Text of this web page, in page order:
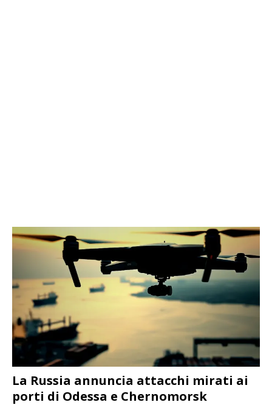
La Russia annuncia attacchi mirati ai
porti di Odessa e Chernomorsk